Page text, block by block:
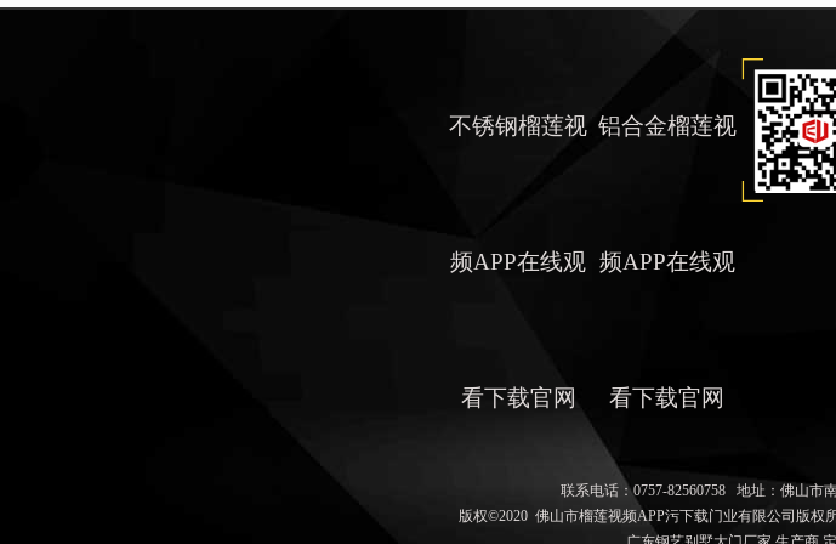
不锈钢榴莲视
频APP在线观
看下载官网
铝合金榴莲视
频APP在线观
看下载官网
联系电话：0757-82560758 地址：佛
版权©2020 佛山市榴莲视频APP污下载门业有限公司版权